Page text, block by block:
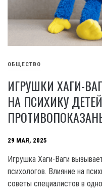
ОБЩЕСТВО
ИГРУШКИ ХАГИ-
НА ПСИХИКУ
29 МАЯ, 2025
Игрушка Хаги-Ваги
психологов. Влияние на
советы специалистов в